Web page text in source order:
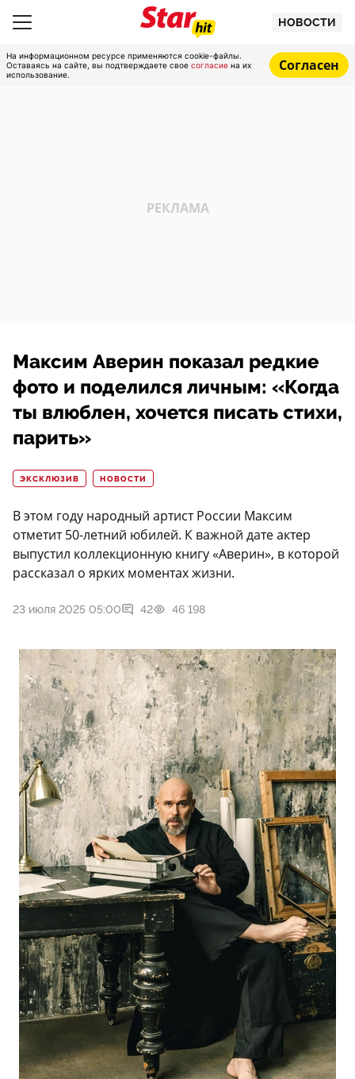
НОВОСТИ
На информационном ресурсе применяются cookie-файлы.
Оставаясь на сайте, вы подтверждаете свое согласие на их
использование.
Согласен
Максим Аверин показал редкие
фото и поделился личным: «Когда
ты влюблен, хочется писать стихи,
парить»
ЭКСКЛЮЗИВ НОВОСТИ
В этом году народный артист России Максим
отметит 50-летний юбилей. К важной дате актер
выпустил коллекционную книгу «Аверин», в которой
рассказал о ярких моментах жизни.
23 июля 2025 05:00 42 46 198